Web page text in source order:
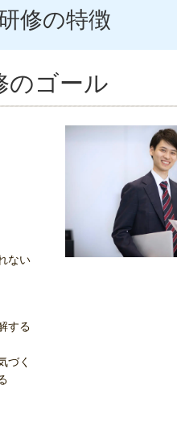
修の特徴
のゴール
ない
する
づく